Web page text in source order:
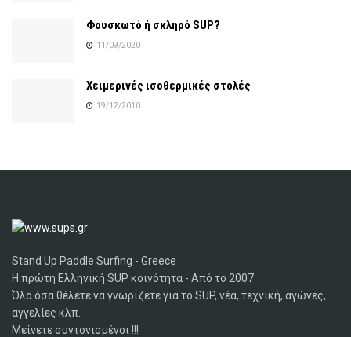
Φουσκωτό ή σκληρό SUP?
11/09/2020
Χειμερινές ισοθερμικές στολές
19/12/2010
Stand Up Paddle Surfing - Greece
Η πρώτη Ελληνική SUP κοινότητα - Από το 2007
Όλα όσα θέλετε να γνωρίζετε για το SUP, νέα, τεχνική, αγώνες,
αγγελίες κλπ.
Μείνετε συντονισμένοι !!!